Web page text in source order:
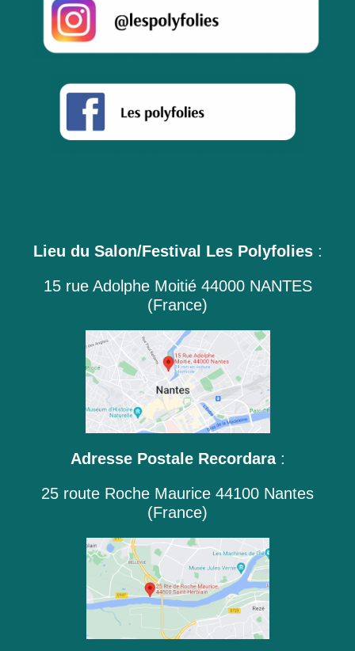
Lieu du Salon/Festival Les Polyfolies:
15 rue Adolphe Moitié 44000 NANTES
(France)
Adresse Postale Recordara:
25 route Roche Maurice 44100 Nantes
(France)